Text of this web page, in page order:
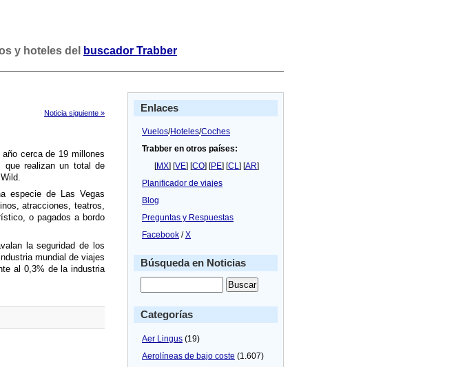
y hoteles del buscador Trabber
Noticia siguiente »
cerca de 19 millones
que realizan un total de
especie de Las Vegas
atracciones, teatros,
o pagados a bordo
la seguridad de los
mundial de viajes
al 0,3% de la industria
Enlaces
Vuelos/Hoteles/Coches
Trabber en otros países:
[MX] [VE] [CO] [PE] [CL] [AR]
Planificador de viajes
Blog
Preguntas y Respuestas
Facebook /X
Búsqueda en Noticias
Categorías
Aer Lingus (19)
Aerolíneas de bajo coste (1.607)